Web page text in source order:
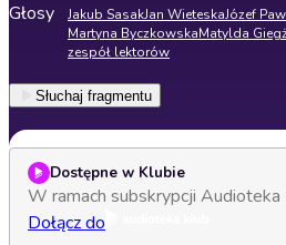
Głosy Jakub SasakJan WieteskaJózef
Martyna ByczkowskaMatylda
zespół lektorów
Słuchaj fragmentu
Dostępne w Klubie
W ramach subskrypcji Audioteka
Dołącz do